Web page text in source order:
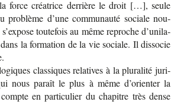
force créa­trice der­rière le droit […], seule
pro­blème d’une com­mu­nauté sociale nou­
tou­te­fois au même reproche d’uni­la­
la for­ma­tion de la vie sociale. Il dis­so­cie
clas­siques rela­tives à la plu­ra­lité juri­
nous paraît le plus à même d’orien­ter la
en par­ti­cu­lier du cha­pitre très dense